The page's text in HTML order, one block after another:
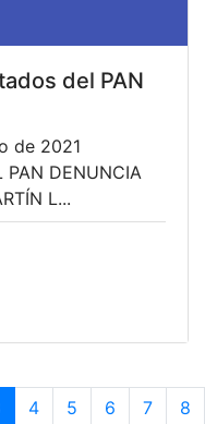
del PAN
de 2021
PAN DENUNCIA
L...
4 5 6 7
8